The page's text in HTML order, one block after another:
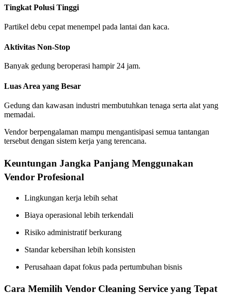
Tingkat Polusi Tinggi
Partikel debu cepat menempel pada lantai dan kaca.
Aktivitas Non-Stop
Banyak gedung beroperasi hampir 24 jam.
Luas Area yang Besar
Gedung dan kawasan industri membutuhkan tenaga serta alat yang
memadai.
Vendor berpengalaman mampu mengantisipasi semua tantangan
tersebut dengan sistem kerja yang terencana.
Keuntungan Jangka Panjang Menggunakan
Vendor Profesional
Lingkungan kerja lebih sehat
Biaya operasional lebih terkendali
Risiko administratif berkurang
Standar kebersihan lebih konsisten
Perusahaan dapat fokus pada pertumbuhan bisnis
Cara Memilih Vendor Cleaning Service yang Tepat